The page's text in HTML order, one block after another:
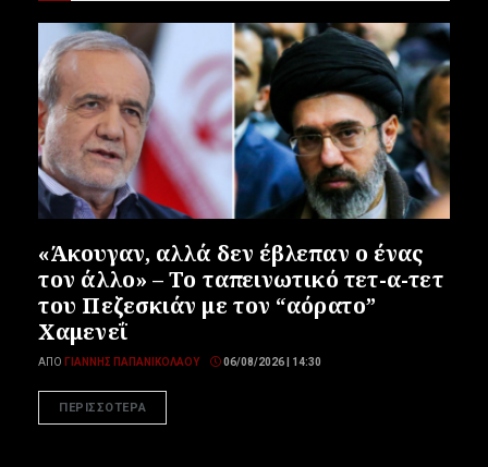
«Άκουγαν, αλλά δεν έβλεπαν ο ένας
τον άλλο» – Το ταπεινωτικό τετ-α-τετ
του Πεζεσκιάν με τον “αόρατο”
Χαμενεΐ
ΑΠΌ ΓΙΆΝΝΗΣ ΠΑΠΑΝΙΚΟΛΆΟΥ 06/08/2026 | 14:30
ΠΕΡΙΣΣΟΤΕΡΑ